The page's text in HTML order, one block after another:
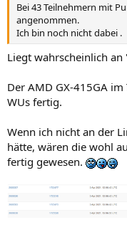
Bei 43 Teilnehmern mit
angenommen.
Ich bin noch nicht dabei .
Liegt wahrscheinlich
Der AMD GX-415GA
WUs fertig.
Wenn ich nicht an der
hätte, wären die wohl
fertig gewesen.